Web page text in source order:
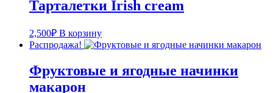
Тарталетки Irish cream
2,500₽ В корзину
Распродажа!
Фруктовые и ягодные начинки
макарон